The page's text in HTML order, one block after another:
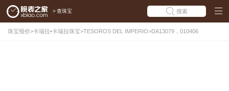
> 查珠宝 搜索
珠宝报价>卡瑞拉•卡瑞拉珠宝>TESOROS DEL IMPERIO>DA13079，010406